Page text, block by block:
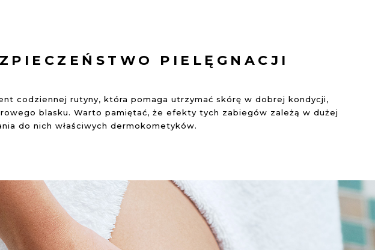
PIELĘGNACJI
codziennej rutyny, która pomaga utrzymać skórę w dobrej kondycji,
blasku. Warto pamiętać, że efekty tych zabiegów zależą w dużej
do nich właściwych dermokometyków.